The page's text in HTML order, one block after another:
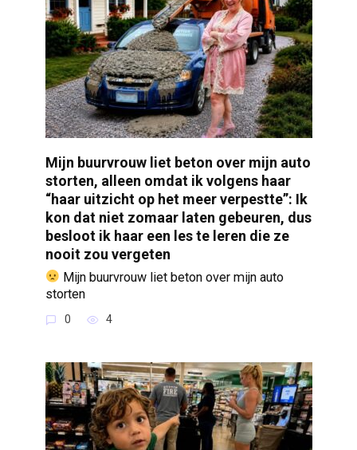
Mijn buurvrouw liet beton over mijn auto
storten, alleen omdat ik volgens haar
“haar uitzicht op het meer verpestte”: Ik
kon dat niet zomaar laten gebeuren, dus
besloot ik haar een les te leren die ze
nooit zou vergeten
Mijn buurvrouw liet beton over mijn auto
storten
0 4